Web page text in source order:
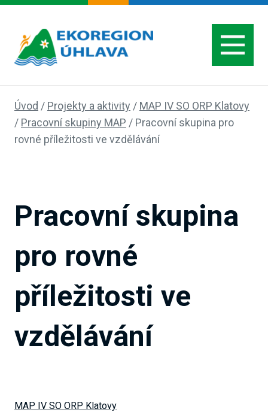
Úvod / Projekty a aktivity / MAP IV SO ORP Klatovy
/ Pracovní skupiny MAP / Pracovní skupina pro
rovné příležitosti ve vzdělávání
Pracovní skupina
pro rovné
příležitosti ve
vzdělávání
MAP IV SO ORP Klatovy